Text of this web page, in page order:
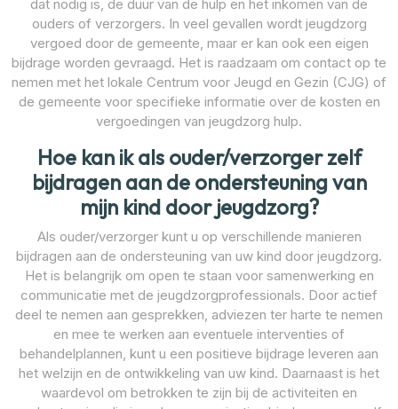
dat nodig is, de duur van de hulp en het inkomen van de
ouders of verzorgers. In veel gevallen wordt jeugdzorg
vergoed door de gemeente, maar er kan ook een eigen
bijdrage worden gevraagd. Het is raadzaam om contact op te
nemen met het lokale Centrum voor Jeugd en Gezin (CJG) of
de gemeente voor specifieke informatie over de kosten en
vergoedingen van jeugdzorg hulp.
Hoe kan ik als ouder/verzorger zelf
bijdragen aan de ondersteuning van
mijn kind door jeugdzorg?
Als ouder/verzorger kunt u op verschillende manieren
bijdragen aan de ondersteuning van uw kind door jeugdzorg.
Het is belangrijk om open te staan voor samenwerking en
communicatie met de jeugdzorgprofessionals. Door actief
deel te nemen aan gesprekken, adviezen ter harte te nemen
en mee te werken aan eventuele interventies of
behandelplannen, kunt u een positieve bijdrage leveren aan
het welzijn en de ontwikkeling van uw kind. Daarnaast is het
waardevol om betrokken te zijn bij de activiteiten en